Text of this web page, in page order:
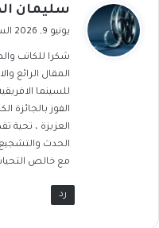
ي
ل
سليمان
يونيو 9, 2026 الساعة 12:10 ص
شكرا للكاتب
المقال الرائع
للسينما
الفوز بالجائزة
العزيزة ، تحية
الحدث والتشجيع
مع خالص
رد